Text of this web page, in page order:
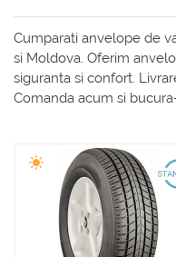
Cumparati anvelope de
si Moldova. Oferim
siguranta si confort.
Comanda acum si